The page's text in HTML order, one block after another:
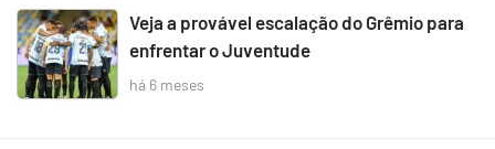
Veja a provável escalação do Grêmio para
enfrentar o Juventude
há 6 meses